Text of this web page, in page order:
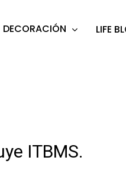
DECORACIÓN LIFE
ITBMS.